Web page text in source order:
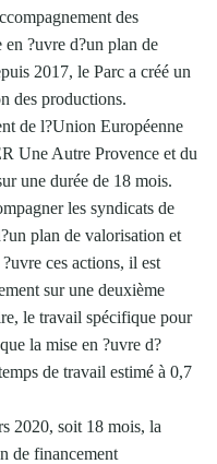
des
?uvre d?un plan de
2017, le Parc a créé un
des productions.
de l?Union Européenne
Une Autre Provence et du
une durée de 18 mois.
les syndicats de
plan de valorisation et
ces actions, il est
sur une deuxième
le travail spécifique pour
la mise en ?uvre d?
de travail estimé à 0,7
2020, soit 18 mois, la
de financement